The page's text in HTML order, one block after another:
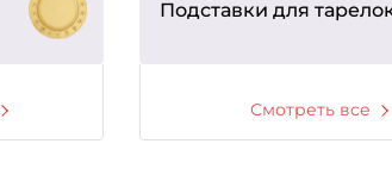
Подставки для
Смотреть все